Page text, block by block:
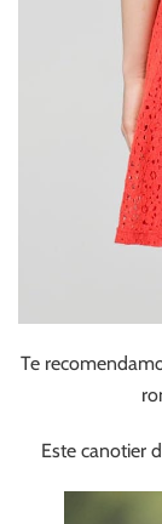
Te
Este canotier